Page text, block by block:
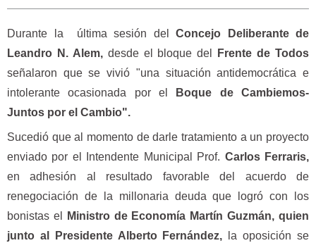
Durante la última sesión del Concejo Deliberante de
Leandro N. Alem,desde el bloque del
Frente de Todos
señalaron que se vivió "una situación antidemocrática e
intolerante ocasionada por el
Boque de Cambiemos-
Juntos por el Cambio".
Sucedió que al momento de darle tratamiento a un proyecto
enviado por el Intendente Municipal Prof. Carlos Ferraris,
en adhesión al resultado favorable del acuerdo de
renegociación de la millonaria deuda que logró con los
bonistas el
Ministro de Economía Martín Guzmán, quien
junto al Presidente Alberto Fernández, la oposición se